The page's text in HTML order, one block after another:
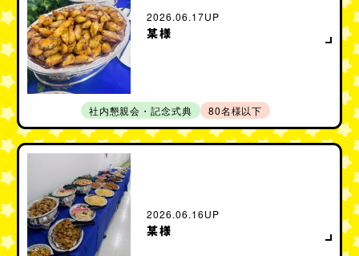
2026.06.17UP
某様
社内懇親会・記念式典 80名様以下
2026.06.16UP
某様